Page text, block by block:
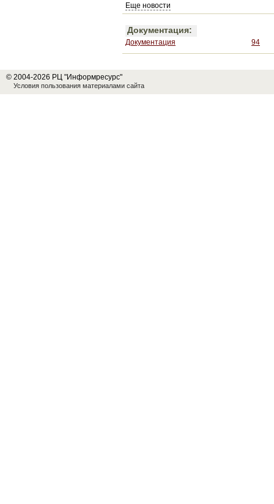
Еще новости
Документация:
Документация 94
© 2004-2026 РЦ "Информресурс"
Условия пользования материалами сайта